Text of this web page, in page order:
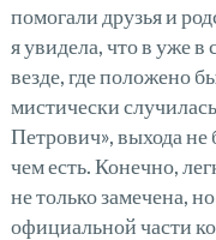
помогали друзья и
я увидела, что в уже
везде, где положено
мистически
Петрович», выхода
чем есть. Конечно,
не только замечена,
официальной части